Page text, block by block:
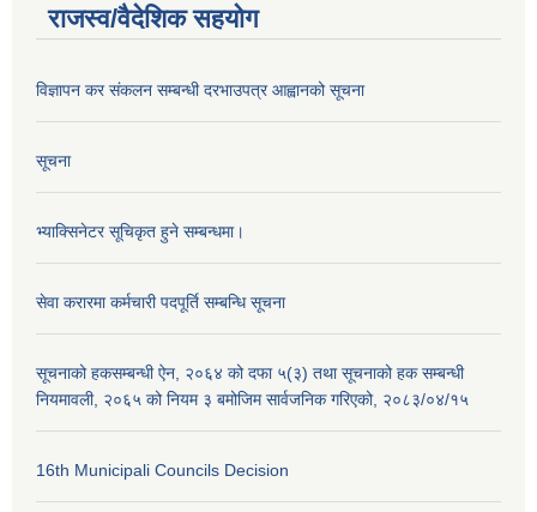
राजस्व/वैदेशिक सहयोग
विज्ञापन कर संकलन सम्बन्धी दरभाउपत्र आह्वानको सूचना
सूचना
भ्याक्सिनेटर सूचिकृत हुने सम्बन्धमा।
सेवा करारमा कर्मचारी पदपूर्ति सम्बन्धि सूचना
सूचनाको हकसम्बन्धी ऐन, २०६४ को दफा ५(३) तथा सूचनाको हक सम्बन्धी
नियमावली, २०६५ को नियम ३ बमोजिम सार्वजनिक गरिएको, २०८३/०४/१५
16th Municipali Councils Decision